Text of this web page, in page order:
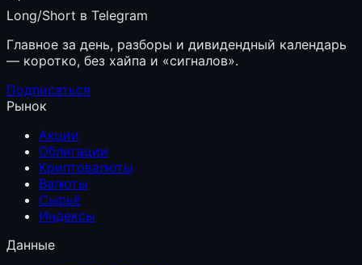
Long/Short в Telegram
Главное за день, разборы и дивидендный календарь
— коротко, без хайпа и «сигналов».
Подписаться
Рынок
Акции
Облигации
Криптовалюты
Валюты
Сырьё
Индексы
Данные